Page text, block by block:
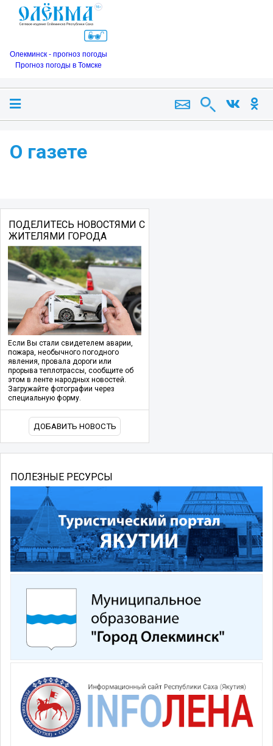
Олекминск - прогноз погоды
Прогноз погоды в Томске
О газете
ПОДЕЛИТЕСЬ НОВОСТЯМИ С
ЖИТЕЛЯМИ ГОРОДА
Если Вы стали свидетелем аварии,
пожара, необычного погодного
явления, провала дороги или
прорыва теплотрассы, сообщите об
этом в ленте народных новостей.
Загружайте фотографии через
специальную форму.
ДОБАВИТЬ НОВОСТЬ
ПОЛЕЗНЫЕ РЕСУРСЫ